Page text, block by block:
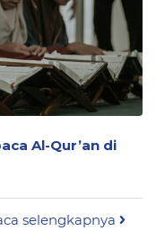
Al-Qur’an di
selengkapnya